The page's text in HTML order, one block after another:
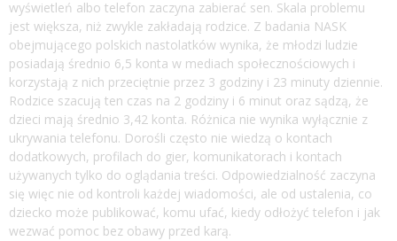
wyświetleń albo telefon zaczyna zabierać sen. Skala problemu
jest większa, niż zwykle zakładają rodzice. Z badania NASK
obejmującego polskich nastolatków wynika, że młodzi ludzie
posiadają średnio 6,5 konta w mediach społecznościowych i
korzystają z nich przeciętnie przez 3 godziny i 23 minuty dziennie.
Rodzice szacują ten czas na 2 godziny i 6 minut oraz sądzą, że
dzieci mają średnio 3,42 konta. Różnica nie wynika wyłącznie z
ukrywania telefonu. Dorośli często nie wiedzą o kontach
dodatkowych, profilach do gier, komunikatorach i kontach
używanych tylko do oglądania treści. Odpowiedzialność zaczyna
się więc nie od kontroli każdej wiadomości, ale od ustalenia, co
dziecko może publikować, komu ufać, kiedy odłożyć telefon i jak
wezwać pomoc bez obawy przed karą.